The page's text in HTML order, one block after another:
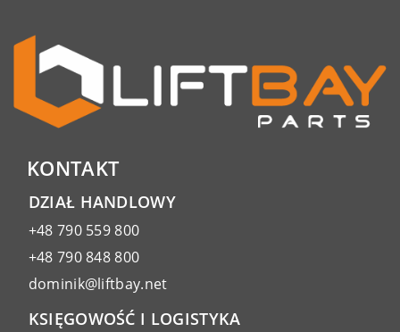
KONTAKT
DZIAŁ HANDLOWY
+48 790 559 800
+48 790 848 800
dominik@liftbay.net
KSIĘGOWOŚĆ I LOGISTYKA